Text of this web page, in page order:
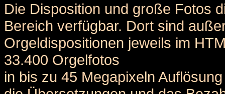
Die Disposition und große Fotos
Bereich verfügbar. Dort sind
Orgeldispositionen jeweils im
33.400 Orgelfotos
in bis zu 45 Megapixeln